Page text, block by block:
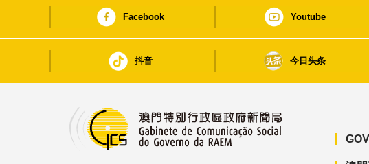
Facebook Youtube
抖音 今日头条